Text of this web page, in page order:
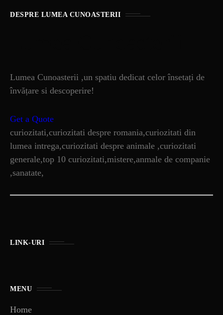
DESPRE LUMEA CUNOASTERII
Lumea Cunoasterii ,un spatiu dedicat celor însetați de
învățare si descoperire!
Get a Quote
curiozitati,curiozitati despre romania,curiozitati din
lumea intrega,curiozitati despre animale ,curiozitati
generale,top 10 curiozitati,mistere,anmale de companie
,sanatate,
LINK-URI
MENU
Home